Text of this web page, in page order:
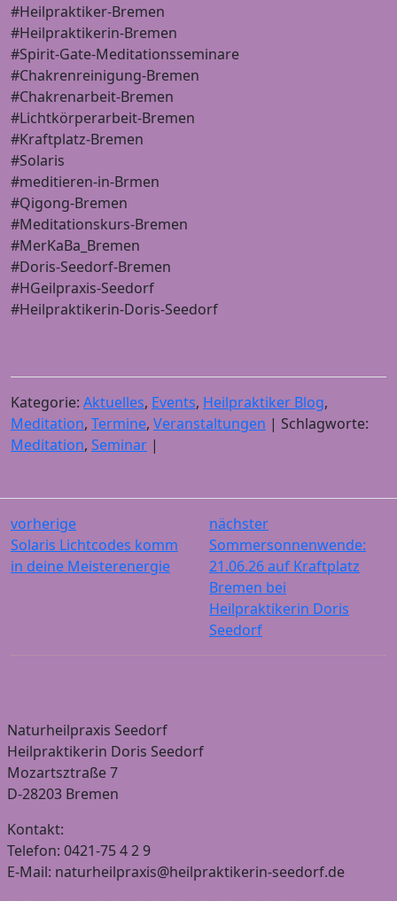
#Heilpraktiker-Bremen
#Heilpraktikerin-Bremen
#Spirit-Gate-Meditationsseminare
#Chakrenreinigung-Bremen
#Chakrenarbeit-Bremen
#Lichtkörperarbeit-Bremen
#Kraftplatz-Bremen
#Solaris
#meditieren-in-Brmen
#Qigong-Bremen
#Meditationskurs-Bremen
#MerKaBa_Bremen
#Doris-Seedorf-Bremen
#HGeilpraxis-Seedorf
#Heilpraktikerin-Doris-Seedorf
Kategorie: Aktuelles, Events, Heilpraktiker Blog,
Meditation, Termine, Veranstaltungen | Schlagworte:
Meditation, Seminar |
vorherige
Solaris Lichtcodes komm
in deine Meisterenergie
nächster
Sommersonnenwende:
21.06.26 auf Kraftplatz
Bremen bei
Heilpraktikerin Doris
Seedorf
Naturheilpraxis Seedorf
Heilpraktikerin Doris Seedorf
Mozartsztraße 7
D-28203 Bremen
Kontakt:
Telefon: 0421-75 4 2 9
E-Mail: naturheilpraxis@heilpraktikerin-seedorf.de